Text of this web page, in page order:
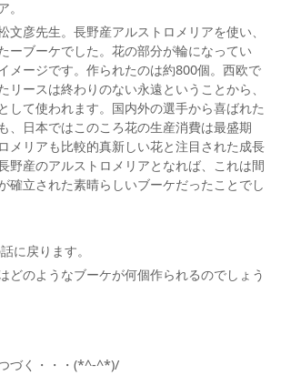
文彦先生。長野産アルストロメリアを使い、
ーブーケでした。花の部分が輪になってい
メージです。作られたのは約800個。西欧で
リースは終わりのない永遠ということから、
して使われます。国内外の選手から喜ばれた
、日本ではこのころ花の生産消費は最盛期
メリアも比較的真新しい花と注目された成長
野産のアルストロメリアとなれば、これは間
確立された素晴らしいブーケだったことでし
に戻ります。
どのようなブーケが何個作られるのでしょう
づく・・・(*^-^*)/